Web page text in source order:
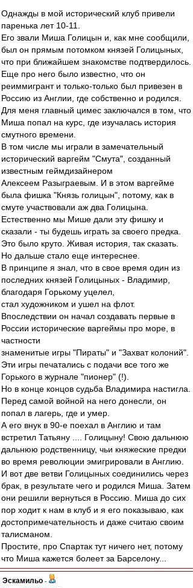
Однажды в мой исторический клуб привели
паренька лет 10-11.
Его звали Миша Голицын и, как мне сообщили,
был он прямым потомком князей Голицыных,
что при ближайшем знакомстве подтвердилось.
Еще про него было известно, что он
реиммигрант и только-только был привезен в
Россию из Англии, где собственно и родился.
Для меня главный цимес заключался в том, что
Миша попал на курс, где изучалась история
смутного времени.
В том числе мы играли в замечательный
исторический варгейм "Смута", созданный
известным геймдизайнером
Алексеем Разыграевым. И в этом варгейме
была фишка "Князь голицын", потому, как в
смуте участвовали аж два Голицына.
Естественно мы Мише дали эту фишку и
сказали - ты будешь играть за своего предка.
Это было круто. Живая история, так сказать.
Но дальше стало еще интереснее.
В принципе я знал, что в свое время один из
последних князей Голицыных - Владимир,
благодаря Горькому уцелел,
стал художником и ушел на флот.
Впоследствии он начал создавать первые в
России исторические варгеймы про море, в
частности
знаменитые игры "Пираты" и "Захват колоний".
Эти игры печатались с подачи все того же
Горького в журнале "пионер" (!).
Но в конце концов судьба Владимира настигла.
Перед самой войной на него донесли, он
попал в лагерь, где и умер.
А его внук в 90-е поехал в Англию и там
встретил Татьяну .... Голицыну! Свою дальнюю
дальнюю родственницу, чьи княжеские предки
во время революции эмигрировали в Англию.
И вот две ветви Голицыных соединились через
брак, в результате чего и родился Миша. Затем
они решили вернуться в Россию. Миша до сих
пор ходит к нам в клуб и я его показываю, как
достопримечательность и даже считаю своим
талисманом.
Простите, про Спартак тут ничего нет, потому
что Миша кажется болеет за Барселону...
Эскамильо -